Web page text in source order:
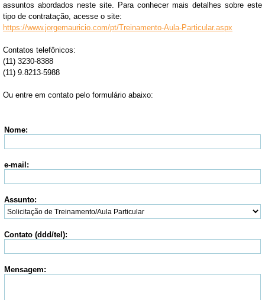
assuntos abordados neste site. Para conhecer mais detalhes sobre este
tipo de contratação, acesse o site:
https://www.jorgemauricio.com/pt/Treinamento-Aula-Particular.aspx
Contatos telefônicos:
(11) 3230-8388
(11) 9.8213-5988
Ou entre em contato pelo formulário abaixo:
Nome:
e-mail:
Assunto:
Contato (ddd/tel):
Mensagem: